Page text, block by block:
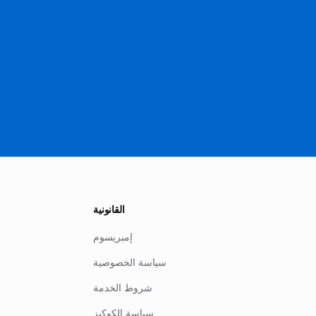
القانونية
إمبريسوم
سياسة الخصوصية
شروط الخدمة
سياسة الكوكيز